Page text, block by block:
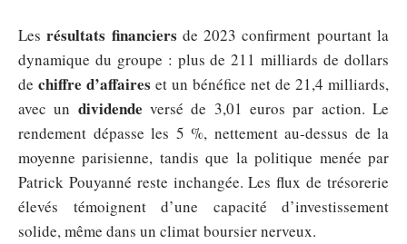
Lesrésultats financiers de 2023 confirment pourtant la
dynamique du groupe : plus de 211 milliards de dollars
de chiffre d’affaires et un bénéfice net de 21,4 milliards,
avec un dividende versé de 3,01 euros par action. Le
rendement dépasse les 5 %, nettement au-dessus de la
moyenne parisienne, tandis que la politique menée par
Patrick Pouyanné reste inchangée. Les flux de trésorerie
élevés témoignent d’une capacité d’investissement
solide, même dans un climat boursier nerveux.